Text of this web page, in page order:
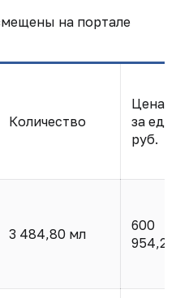
на портале
Количество
Цена
за ед.,
руб.
3 484,80 мл
600
954,20